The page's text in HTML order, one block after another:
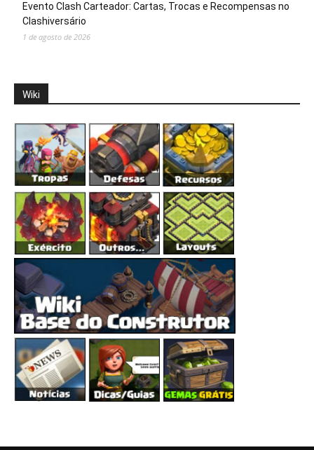
Evento Clash Carteador: Cartas, Trocas e Recompensas no
Clashiversário
1 de agosto de 2026
Wiki